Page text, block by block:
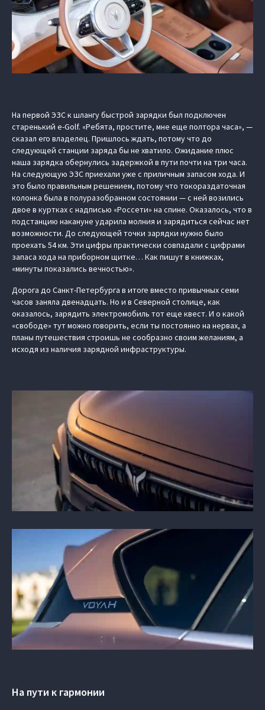
На первой ЭЗС к шлангу быстрой зарядки был подключен
старенький e-Golf. «Ребята, простите, мне еще полтора часа», —
сказал его владелец. Пришлось ждать, потому что до
следующей станции заряда бы не хватило. Ожидание плюс
наша зарядка обернулись задержкой в пути почти на три часа.
На следующую ЭЗС приехали уже с приличным запасом хода. И
это было правильным решением, потому что токораздаточная
колонка была в полуразобранном состоянии — с ней возились
двое в куртках с надписью «Россети» на спине. Оказалось, что в
подстанцию накануне ударила молния и зарядиться сейчас нет
возможности. До следующей точки зарядки нужно было
проехать 54 км. Эти цифры практически совпадали с цифрами
запаса хода на приборном щитке… Как пишут в книжках,
«минуты показались вечностью».
Дорога до Санкт-Петербурга в итоге вместо привычных семи
часов заняла двенадцать. Но и в Северной столице, как
оказалось, зарядить электромобиль тот еще квест. И о какой
«свободе» тут можно говорить, если ты постоянно на нервах, а
планы путешествия строишь не сообразно своим желаниям, а
исходя из наличия зарядной инфраструктуры.
На пути к гармонии